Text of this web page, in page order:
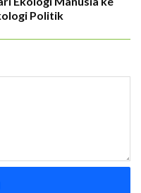
Politik